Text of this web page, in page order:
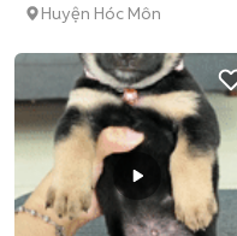
Huyện Hóc Môn